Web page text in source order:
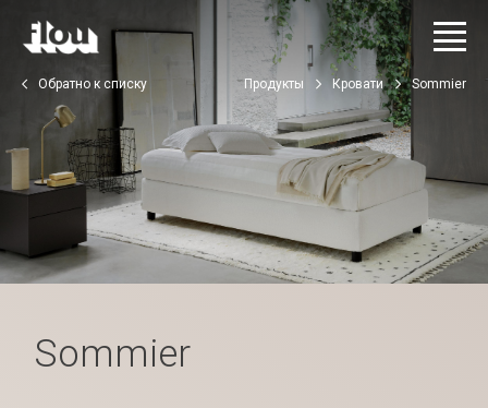
Обратно к списку Продукты Кровати Sommier
Sommier